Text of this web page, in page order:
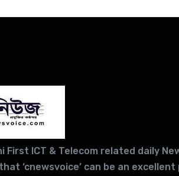
First ICT & Telecom related daily
‘cnewsvoice’ can be an